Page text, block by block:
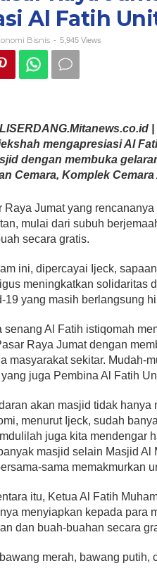
Rajekshah
Apresiasi
Al
Fatih
United
Al Fatih
Bisnis - 5,945 Views
mengapresiasi Al
dengan membuka
Cemara, Komplek
Raya Jumat yang
mulai dari subuh
secara gratis.
ini, dipercayai Ijeck,
meningkatkan solidaritas
19 yang masih berlangsung
senang Al Fatih istiqomah
Raya Jumat dengan
masyarakat sekitar. Mudah-
yang juga Pembina Al Fatih
akan masjid tidak
menurut Ijeck, sudah
juga kita mendengar
masjid selain Masjid Al
sama memakmurkan
itu, Ketua Al Fatih
menyiapkan kepada para
dan buah-buahan secara
merah, bawang